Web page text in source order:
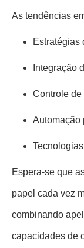
As tendências
Estratégias
Integração
Controle
Automação
Espera-se que
papel cada vez
combinando
capacidades de